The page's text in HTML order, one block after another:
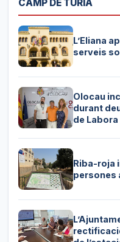
CAMP DE TÚRIA
L’Eliana
serveis
Olocau
durant
de Labora
Riba-roja
persones